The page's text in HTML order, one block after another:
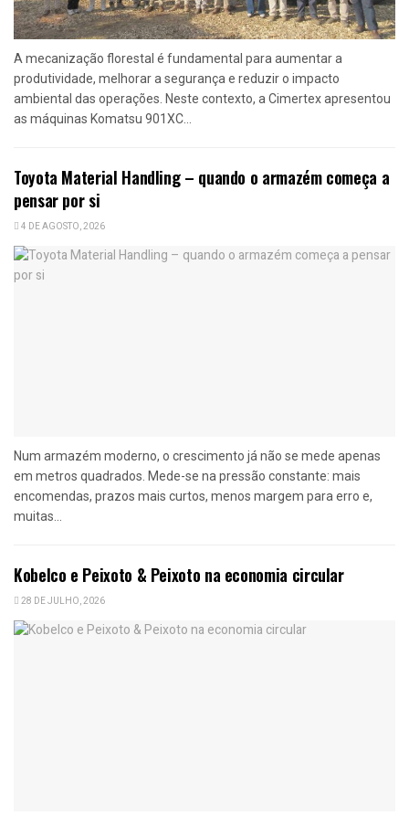
A mecanização florestal é fundamental para aumentar a
produtividade, melhorar a segurança e reduzir o impacto
ambiental das operações. Neste contexto, a Cimertex apresentou
as máquinas Komatsu 901XC...
Toyota Material Handling – quando o armazém começa a
pensar por si
4 DE AGOSTO, 2026
Num armazém moderno, o crescimento já não se mede apenas
em metros quadrados. Mede-se na pressão constante: mais
encomendas, prazos mais curtos, menos margem para erro e,
muitas...
Kobelco e Peixoto & Peixoto na economia circular
28 DE JULHO, 2026